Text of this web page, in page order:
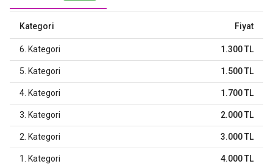
Kategori Fiyat
6. Kategori 1.300 TL
5. Kategori 1.500 TL
4. Kategori 1.700 TL
3. Kategori 2.000 TL
2. Kategori 3.000 TL
1. Kategori 4.000 TL